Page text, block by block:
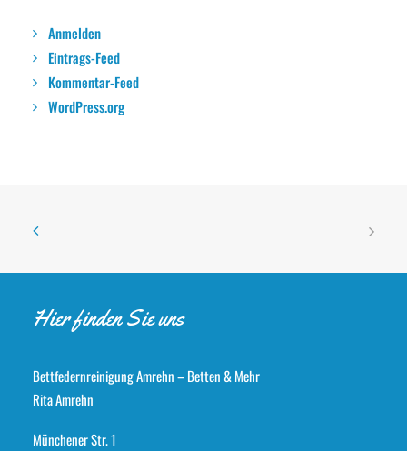
Anmelden
Eintrags-Feed
Kommentar-Feed
WordPress.org
Hier finden Sie uns
Bettfedernreinigung Amrehn – Betten & Mehr
Rita Amrehn
Münchener Str. 1